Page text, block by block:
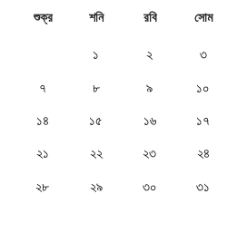
শুক্র শনি রবি সোম
১ ২ ৩
৭ ৮ ৯ ১০
১৪ ১৫ ১৬ ১৭
২১ ২২ ২৩ ২৪
২৮ ২৯ ৩০ ৩১